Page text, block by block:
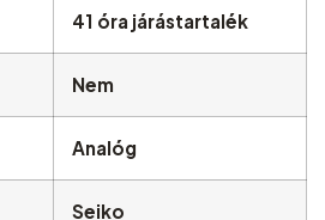
41 óra járástartalék
Nem
Analóg
Seiko